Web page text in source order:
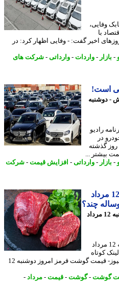
با
اخیر گفت: - وفایی اظهار کرد: در
- واردات - وارداتی-شرکت های
در
...
- وارداتی-افزایش قیمت-شرکت
قرمز دوشنبه 12 مرداد
3 روز پیش - دوشنبه 12 مرداد
گوشت قرمز امروز دوشنبه 12 مرداد
کپی شد نویسنده: پریسا یحیی پور شایانیوز- قیمت گوشت قرمز امروز دوشنبه 12
-گوشت-قیمت-مرداد-